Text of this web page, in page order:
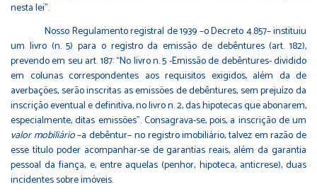
nesta lei”.
Nosso Regulamento registral de 1939 –o Decreto 4.857– instituiu
um livro (n. 5) para o registro da emissão de debêntures (art. 182),
prevendo em seu art. 187: “No livro n. 5 -Emissão de debêntures- dividido
em colunas correspondentes aos requisitos exigidos, além da de
averbações, serão inscritas as emissões de debêntures, sem prejuízo da
inscrição eventual e definitiva, no livro n. 2, das hipotecas que abonarem,
especialmente, ditas emissões”. Consagrava-se, pois, a inscrição de um
valor mobiliário–a debêntur– no registro imobiliário, talvez em razão de
esse título poder acompanhar-se de garantias reais, além da garantia
pessoal da fiança, e, entre aquelas (penhor, hipoteca, anticrese), duas
incidentes sobre imóveis.